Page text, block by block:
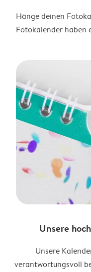
Hänge deinen
Fotokalender haben
Unsere
Unsere
verantwortungsvoll